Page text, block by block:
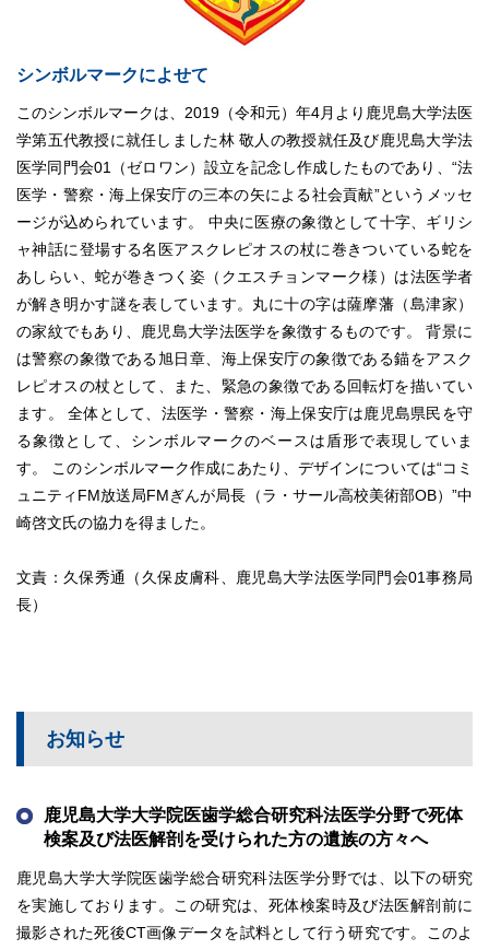
シンボルマークによせて
このシンボルマークは、2019（令和元）年4月より鹿児島大学法医
学第五代教授に就任しました林 敬人の教授就任及び鹿児島大学法
医学同門会01（ゼロワン）設立を記念し作成したものであり、“法
医学・警察・海上保安庁の三本の矢による社会貢献”というメッセ
ージが込められています。 中央に医療の象徴として十字、ギリシ
ャ神話に登場する名医アスクレピオスの杖に巻きついている蛇を
あしらい、蛇が巻きつく姿（クエスチョンマーク様）は法医学者
が解き明かす謎を表しています。丸に十の字は薩摩藩（島津家）
の家紋でもあり、鹿児島大学法医学を象徴するものです。 背景に
は警察の象徴である旭日章、海上保安庁の象徴である錨をアスク
レピオスの杖として、また、緊急の象徴である回転灯を描いてい
ます。 全体として、法医学・警察・海上保安庁は鹿児島県民を守
る象徴として、シンボルマークのベースは盾形で表現していま
す。 このシンボルマーク作成にあたり、デザインについては“コミ
ュニティFM放送局FMぎんが局長（ラ・サール高校美術部OB）”中
崎啓文氏の協力を得ました。
文責：久保秀通（久保皮膚科、鹿児島大学法医学同門会01事務局
長）
お知らせ
鹿児島大学大学院医歯学総合研究科法医学分野で死体
検案及び法医解剖を受けられた方の遺族の方々へ
鹿児島大学大学院医歯学総合研究科法医学分野では、以下の研究
を実施しております。この研究は、死体検案時及び法医解剖前に
撮影された死後CT画像データを試料として行う研究です。このよ